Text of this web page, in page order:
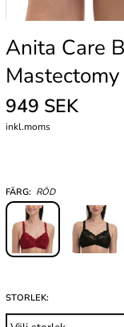
Anita Care
Mastectomy
949 SEK
inkl.moms
FÄRG: RÖD
STORLEK: